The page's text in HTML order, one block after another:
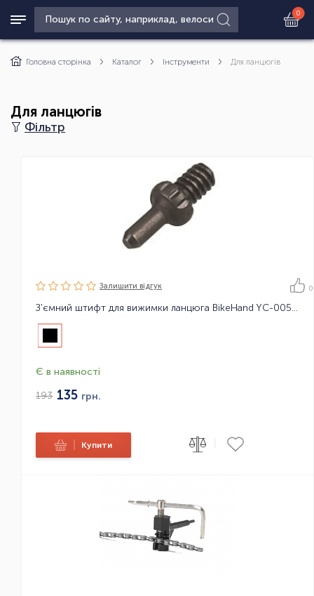
0
Головна сторінка Каталог Інструменти Для ланцюгів
Для ланцюгів
Фільтр
Залишити вiдгук 0
З'ємний штифт для вижимки ланцюга BikeHand YC-005-P
Є в наявності
193 135 грн.
Купити